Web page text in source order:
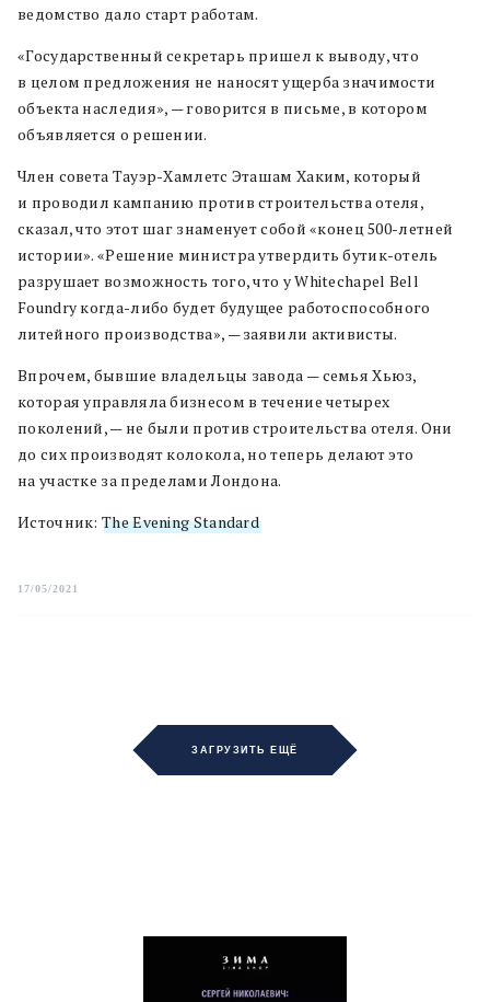
ведомство дало старт работам.
«Государственный секретарь пришел к выводу, что
в целом предложения не наносят ущерба значимости
объекта наследия», — говорится в письме, в котором
объявляется о решении.
Член совета Тауэр-Хамлетс Эташам Хаким, который
и проводил кампанию против строительства отеля,
сказал, что этот шаг знаменует собой «конец 500-летней
истории». «Решение министра утвердить бутик-отель
разрушает возможность того, что у Whitechapel Bell
Foundry когда-либо будет будущее работоспособного
литейного производства», — заявили активисты.
Впрочем, бывшие владельцы завода — семья Хьюз,
которая управляла бизнесом в течение четырех
поколений, — не были против строительства отеля. Они
до сих производят колокола, но теперь делают это
на участке за пределами Лондона.
Источник: The Evening Standard
17/05/2021
ЗАГРУЗИТЬ ЕЩЁ